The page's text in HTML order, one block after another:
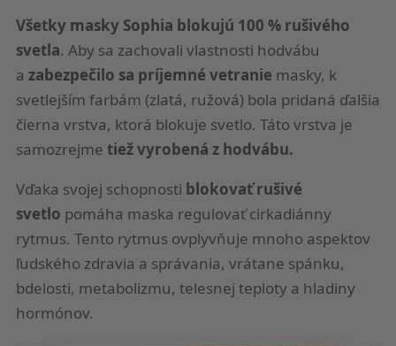
Všetky masky Sophia blokujú 100 % rušivého
svetla. Aby sa zachovali vlastnosti hodvábu
a zabezpečilo sa príjemné vetranie masky, k
svetlejším farbám (zlatá, ružová) bola pridaná ďalšia
čierna vrstva, ktorá blokuje svetlo. Táto vrstva je
samozrejme tiež vyrobená z hodvábu.
Vďaka svojej schopnosti blokovať rušivé
svetlo pomáha maska regulovať cirkadiánny
rytmus. Tento rytmus ovplyvňuje mnoho aspektov
ľudského zdravia a správania, vrátane spánku,
bdelosti, metabolizmu, telesnej teploty a hladiny
hormónov.